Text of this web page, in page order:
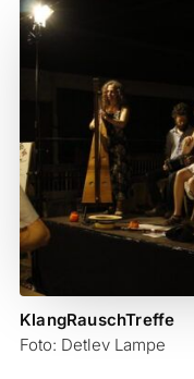
KlangRauschTreffe
Foto: Detlev Lampe